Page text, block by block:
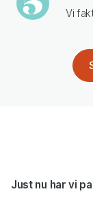
Vi
Just nu har vi